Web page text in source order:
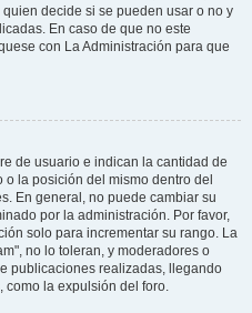
decide si se pueden usar o no y
En caso de que no este
con La Administración para que
de usuario e indican la cantidad de
la posición del mismo dentro del
En general, no puede cambiar su
por la administración. Por favor,
solo para incrementar su rango. La
no lo toleran, y moderadores o
publicaciones realizadas, llegando
como la expulsión del foro.